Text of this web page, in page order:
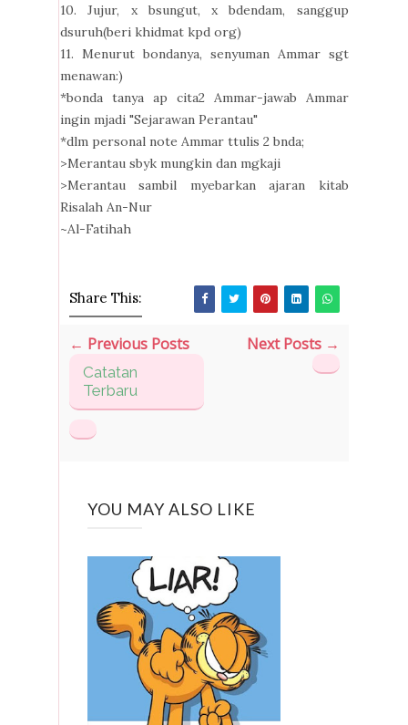
10. Jujur, x bsungut, x bdendam, sanggup
dsuruh(beri khidmat kpd org)
11. Menurut bondanya, senyuman Ammar sgt
menawan:)
*bonda tanya ap cita2 Ammar-jawab Ammar
ingin mjadi "Sejarawan Perantau"
*dlm personal note Ammar ttulis 2 bnda;
>Merantau sbyk mungkin dan mgkaji
>Merantau sambil myebarkan ajaran kitab
Risalah An-Nur
~Al-Fatihah
Share This:
← Previous Posts
Catatan
Terbaru
Next Posts →
YOU MAY ALSO LIKE